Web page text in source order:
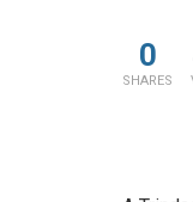
0
SHARES